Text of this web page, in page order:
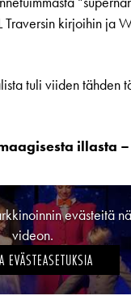
kirjoihin ja
tuli viiden tähden
illasta
evästeitä
videon.
EVÄSTEASETUKSIA